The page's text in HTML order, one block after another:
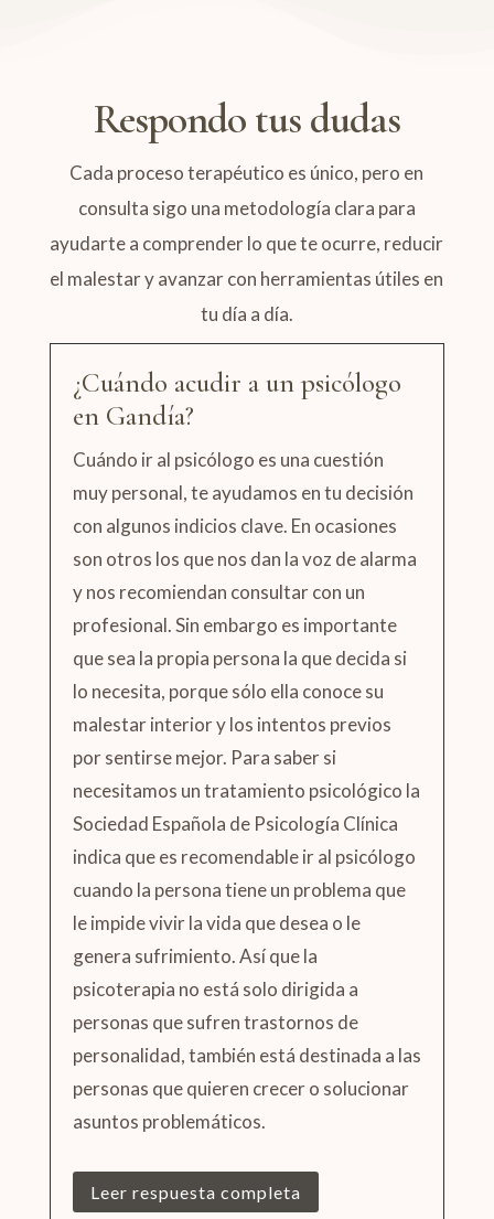
Respondo tus dudas
Cada proceso terapéutico es único, pero en
consulta sigo una metodología clara para
ayudarte a comprender lo que te ocurre, reducir
el malestar y avanzar con herramientas útiles en
tu día a día.
¿Cuándo acudir a un psicólogo
en Gandía?
Cuándo ir al psicólogo es una cuestión
muy personal, te ayudamos en tu decisión
con algunos indicios clave. En ocasiones
son otros los que nos dan la voz de alarma
y nos recomiendan consultar con un
profesional. Sin embargo es importante
que sea la propia persona la que decida si
lo necesita, porque sólo ella conoce su
malestar interior y los intentos previos
por sentirse mejor. Para saber si
necesitamos un tratamiento psicológico la
Sociedad Española de Psicología Clínica
indica que es recomendable ir al psicólogo
cuando la persona tiene un problema que
le impide vivir la vida que desea o le
genera sufrimiento. Así que la
psicoterapia no está solo dirigida a
personas que sufren trastornos de
personalidad, también está destinada a las
personas que quieren crecer o solucionar
asuntos problemáticos.
Leer respuesta completa